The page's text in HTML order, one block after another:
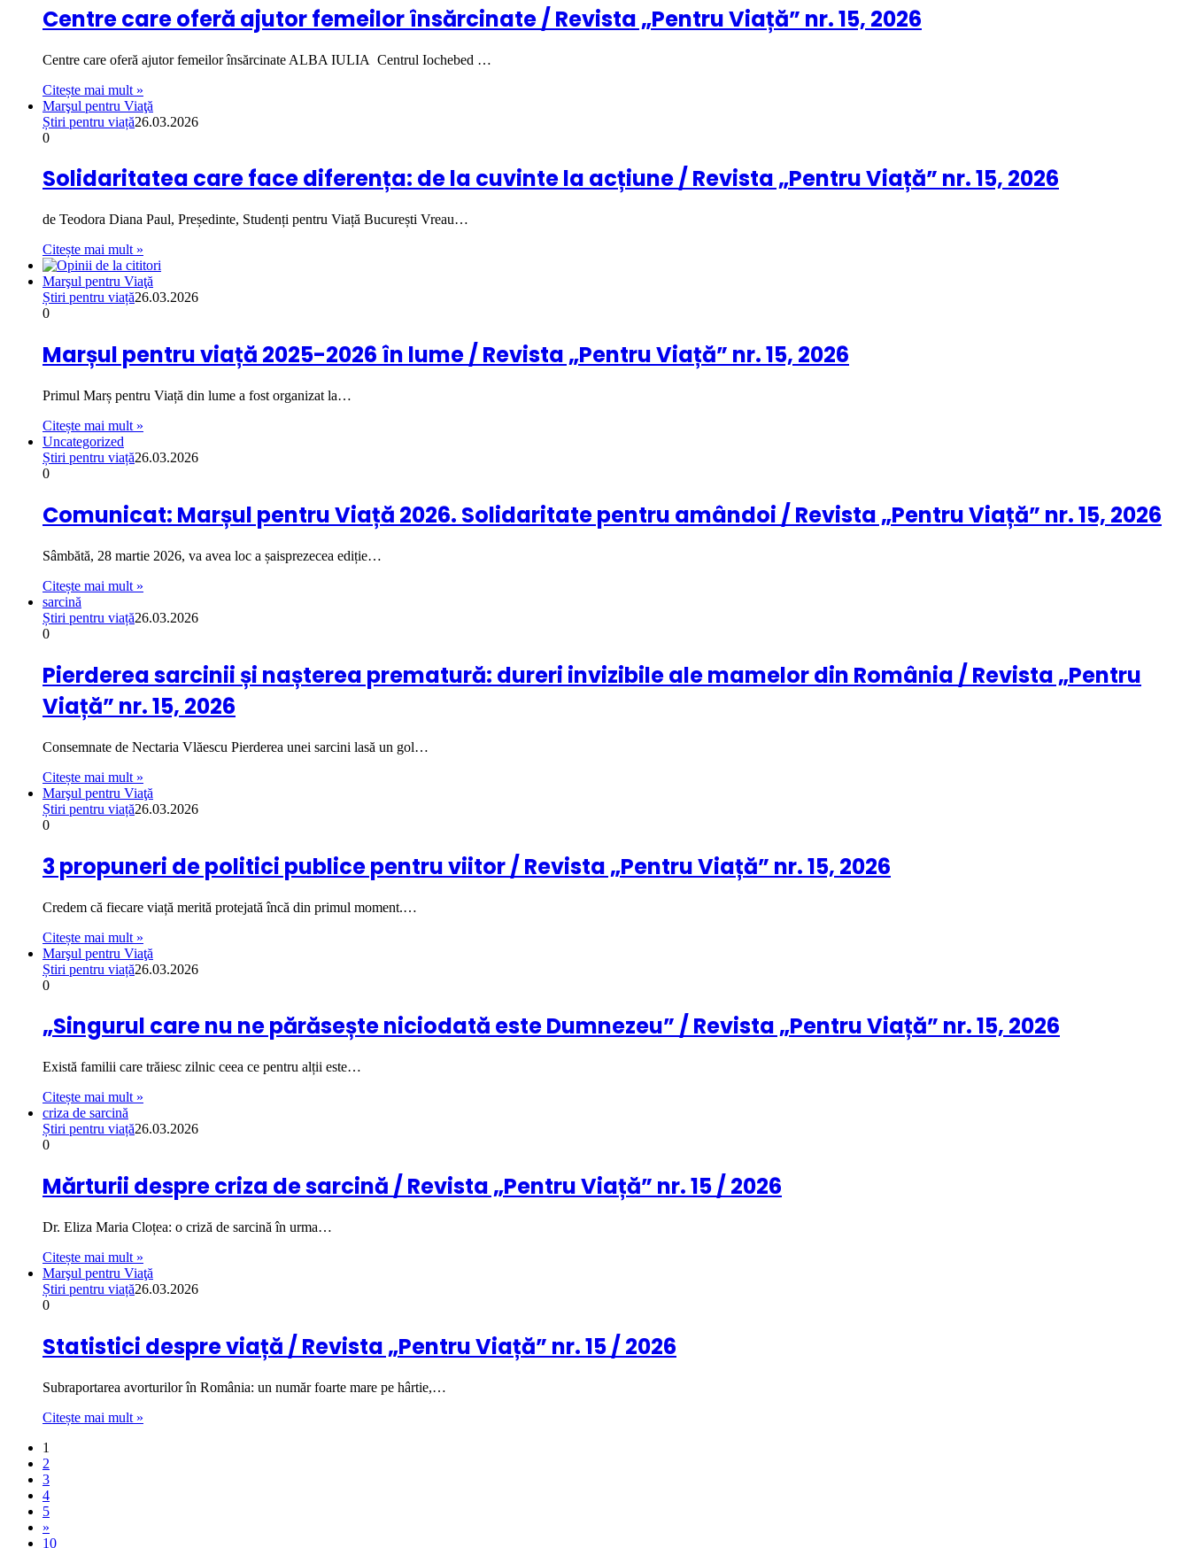
Centre care oferă ajutor femeilor însărcinate / Revista „Pentru Viață” nr. 15, 2026
Centre care oferă ajutor femeilor însărcinate ALBA IULIA Centrul Iochebed …
Citește mai mult »
Marşul pentru Viaţă
Știri pentru viață26.03.2026
0
Solidaritatea care face diferența: de la cuvinte la acțiune / Revista „Pentru Viață” nr. 15, 2026
de Teodora Diana Paul, Președinte, Studenți pentru Viață București Vreau…
Citește mai mult »
Marşul pentru Viaţă
Știri pentru viață26.03.2026
0
Marșul pentru viață 2025-2026 în lume / Revista „Pentru Viață” nr. 15, 2026
Primul Marș pentru Viață din lume a fost organizat la…
Citește mai mult »
Uncategorized
Știri pentru viață26.03.2026
0
Comunicat: Marșul pentru Viață 2026. Solidaritate pentru amândoi / Revista „Pentru Viață” nr. 15, 2026
Sâmbătă, 28 martie 2026, va avea loc a șaisprezecea ediție…
Citește mai mult »
sarcină
Știri pentru viață26.03.2026
0
Pierderea sarcinii și nașterea prematură: dureri invizibile ale mamelor din România / Revista „Pentru
Viață” nr. 15, 2026
Consemnate de Nectaria Vlăescu Pierderea unei sarcini lasă un gol…
Citește mai mult »
Marşul pentru Viaţă
Știri pentru viață26.03.2026
0
3 propuneri de politici publice pentru viitor / Revista „Pentru Viață” nr. 15, 2026
Credem că fiecare viață merită protejată încă din primul moment.…
Citește mai mult »
Marşul pentru Viaţă
Știri pentru viață26.03.2026
0
„Singurul care nu ne părăsește niciodată este Dumnezeu” / Revista „Pentru Viață” nr. 15, 2026
Există familii care trăiesc zilnic ceea ce pentru alții este…
Citește mai mult »
criza de sarcină
Știri pentru viață26.03.2026
0
Mărturii despre criza de sarcină / Revista „Pentru Viață” nr. 15 / 2026
Dr. Eliza Maria Cloțea: o criză de sarcină în urma…
Citește mai mult »
Marşul pentru Viaţă
Știri pentru viață26.03.2026
0
Statistici despre viață / Revista „Pentru Viață” nr. 15 / 2026
Subraportarea avorturilor în România: un număr foarte mare pe hârtie,…
Citește mai mult »
1
2
3
4
5
»
10